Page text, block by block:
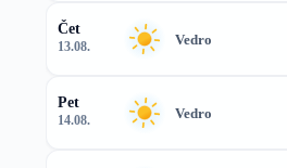
Čet
13.08. Vedro
Pet
14.08. Vedro